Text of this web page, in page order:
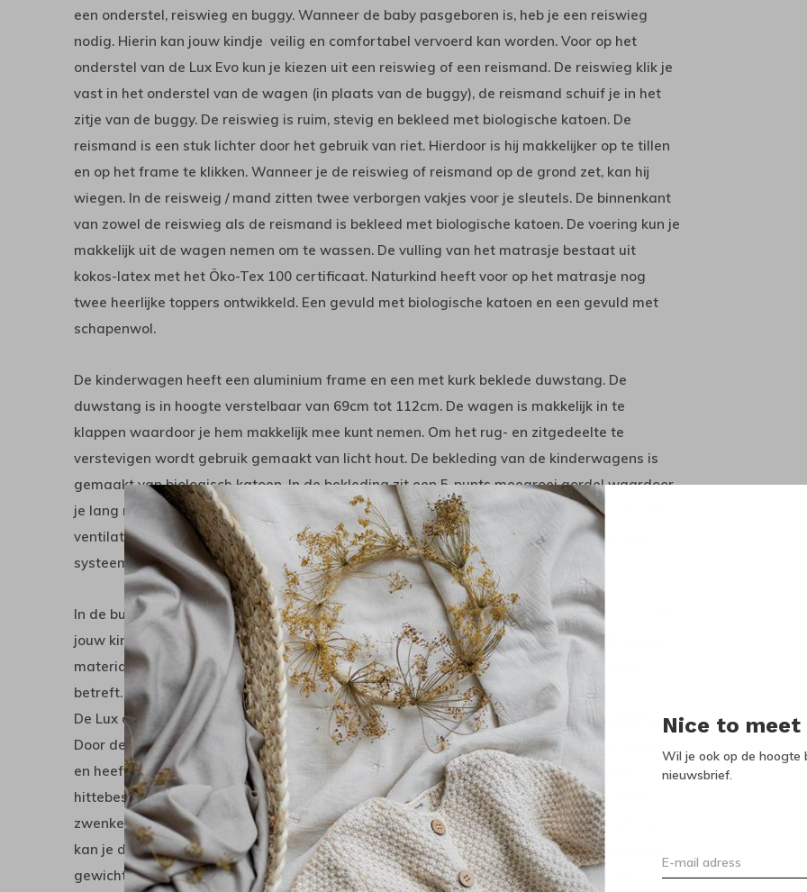
Nice to meet
Wil je ook op de hoogte
nieuwsbrief.
een onderstel, reiswieg en buggy. Wanneer de baby pasgeboren is, heb je een reiswieg
nodig. Hierin kan jouw kindje veilig en comfortabel vervoerd kan worden. Voor op het
onderstel van de Lux Evo kun je kiezen uit een reiswieg of een reismand. De reiswieg klik je
vast in het onderstel van de wagen (in plaats van de buggy), de reismand schuif je in het
zitje van de buggy. De reiswieg is ruim, stevig en bekleed met biologische katoen. De
reismand is een stuk lichter door het gebruik van riet. Hierdoor is hij makkelijker op te tillen
en op het frame te klikken. Wanneer je de reiswieg of reismand op de grond zet, kan hij
wiegen. In de reisweig / mand zitten twee verborgen vakjes voor je sleutels. De binnenkant
van zowel de reiswieg als de reismand is bekleed met biologische katoen. De voering kun je
makkelijk uit de wagen nemen om te wassen. De vulling van het matrasje bestaat uit
kokos-latex met het Öko-Tex 100 certificaat. Naturkind heeft voor op het matrasje nog
twee heerlijke toppers ontwikkeld. Een gevuld met biologische katoen en een gevuld met
schapenwol.
De kinderwagen heeft een aluminium frame en een met kurk beklede duwstang. De
duwstang is in hoogte verstelbaar van 69cm tot 112cm. De wagen is makkelijk in te
klappen waardoor je hem makkelijk mee kunt nemen. Om het rug- en zitgedeelte te
verstevigen wordt gebruik gemaakt van licht hout. De bekleding van de kinderwagens is
gemaakt van biologisch katoen. In de bekleding zit een 5-punts meegroei gordel waardoor
je lang met deze buggy kunt doen. De kap kan ver worden uitgeklapt en beschikt over een
ventilatienet. Het buggydeel is makkelijk en snel op te klikken door het eenvoudige lock
systeem. Onder de wagen zit een royale boodschappenmand.
In de buggy kan je je kindje zittend vervoeren. De buggy is dus uitermate geschikt wanneer
jouw kindje zelfstandig kan zitten (meestal na 8 maanden). Hij is gemaakt van natuurlijke
materialen en voldoet aan de hoogste eisen wat ontwerp, veiligheid en functionaliteit
betreft.
De Lux onderscheidt zich door zijn uitstekende wendbaarheid en zijn stabiele wegligging.
Door de goede veringen rijdt de kinderwagen makkelijk over verschillende ondergronden
en heeft jouw kleintje geen last van nare schokken. De wagen heeft duurzaam UV en
hittebestendige solight ecco wielen die voorzien zijn van reflectoren. Deze variant heeft
zwenkende voorwielen. De wielen zijn makkelijk op en van de wagen te klikken. Daarnaast
kan je de weerstand van de wielen aanpassen aan het gewicht van je kind. Het maximale
gewicht van het kind voor deze wagen is 22kg. De rem van de wagen is makkelijk te